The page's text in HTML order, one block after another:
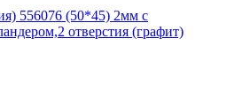
556076 (50*45) 2мм с
отверстия (графит)